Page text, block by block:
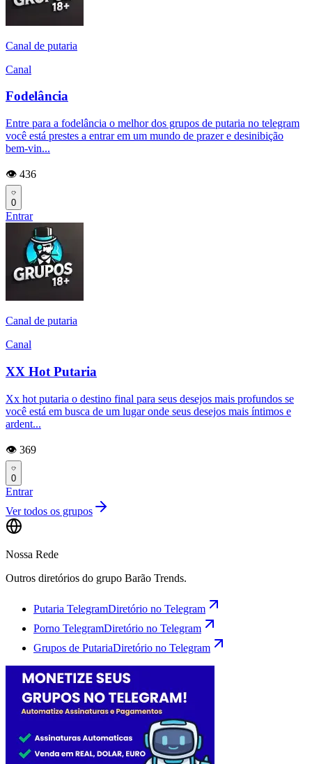
Canal de putaria
Canal
Fodelância
Entre para a fodelância o melhor dos grupos de putaria no telegram
você está prestes a entrar em um mundo de prazer e desinibição
bem-vin...
👁️ 436
0
Entrar
Canal de putaria
Canal
XX Hot Putaria
Xx hot putaria o destino final para seus desejos mais profundos se
você está em busca de um lugar onde seus desejos mais íntimos e
ardent...
👁️ 369
0
Entrar
Ver todos os grupos
Nossa Rede
Outros diretórios do grupo Barão Trends.
Putaria TelegramDiretório no Telegram
Porno TelegramDiretório no Telegram
Grupos de PutariaDiretório no Telegram